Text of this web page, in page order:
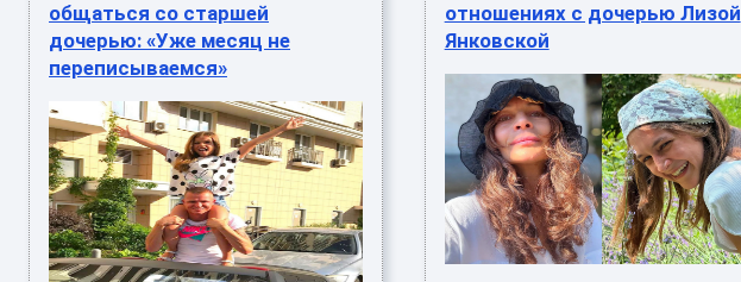
общаться со старшей
дочерью: «Уже месяц не
переписываемся»
отношениях с дочерью Лизой
Янковской